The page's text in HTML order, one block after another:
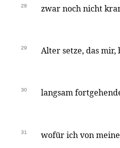
28 zwar noch nicht
29 Alter setze, das
30 langsam
31 wofür ich von